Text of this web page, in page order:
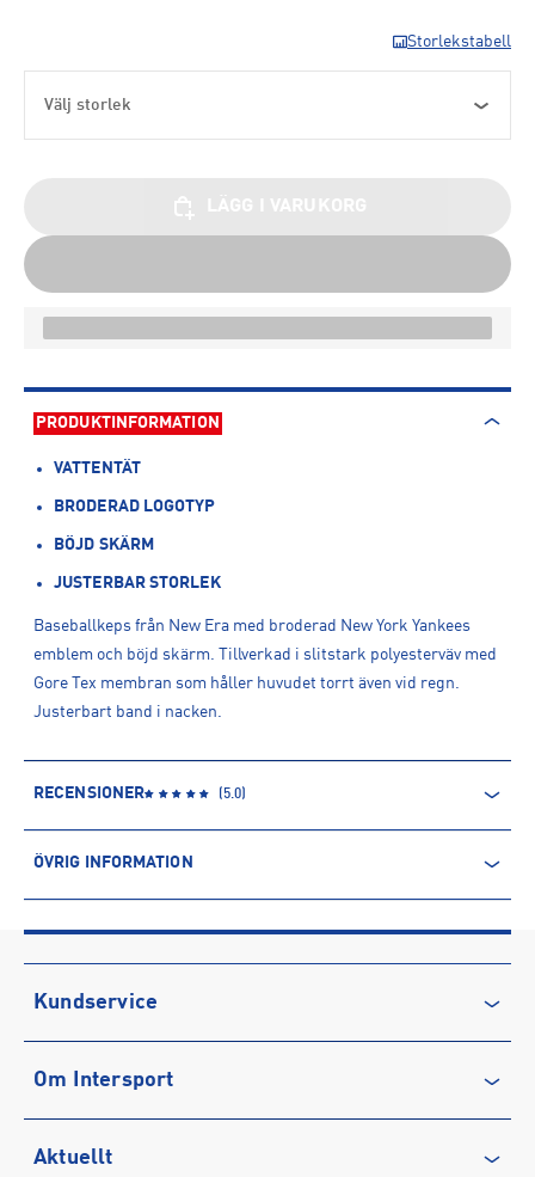
Storlekstabell
Välj storlek
PRODUKTINFORMATION
VATTENTÄT
BRODERAD LOGOTYP
BÖJD SKÄRM
JUSTERBAR STORLEK
Baseballkeps från New Era med broderad New York Yankees
emblem och böjd skärm. Tillverkad i slitstark polyesterväv med
Gore Tex membran som håller huvudet torrt även vid regn.
Justerbart band i nacken.
RECENSIONER (5.0)
ÖVRIG INFORMATION
Produktnummer: 1545660
Leverantörens produktnummer: 60298908
Artikelnummer: 154566001-BLKBLK
Tillverkaradress
Midusmmmer Boulevard, MK9 2 EA, Milton Keynes, UK
Kontakt tillverkare
Kundservice
Vanliga frågor & svar
Köpvillkor
Om Intersport
Karriär på INTERSPORT
Aktuellt